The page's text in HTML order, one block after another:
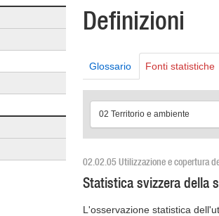
Definizioni
Glossario Fonti statistiche
02 Territorio e ambiente
02.02.05 Utilizzazione e copertura
Statistica svizzera della
L'osservazione statistica